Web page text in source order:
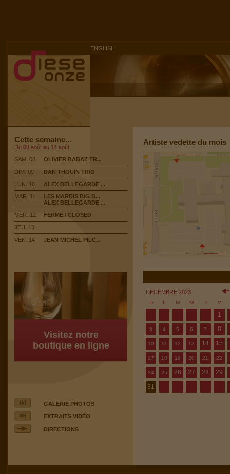
ENGLISH
Cette semaine...
Du 08 août au 14 août
SAM. 08
OLIVIER BABAZ TR...
DIM. 09
DAN THOUIN TRIO
LUN. 10
ALEX BELLEGARDE ...
MAR. 11
LES MARDIS BIG B...
ALEX BELLEGARDE ...
MER. 12
FERME / CLOSED
JEU. 13
VEN. 14
JEAN MICHEL PILC...
Visitez notre
boutique en ligne
GALERIE PHOTOS
EXTRAITS VIDÉO
DIRECTIONS
Artiste vedette du mois
DECEMBRE 2023
D L M M J V
1
3 4 5 6 7 8
10 11 12 13 14 15
17 18 19 20 21 22
24 25 26 27 28 29
31